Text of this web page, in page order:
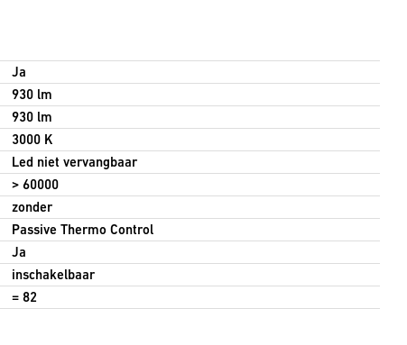
Ja
930 lm
930 lm
3000 K
Led niet vervangbaar
> 60000
zonder
Passive Thermo Control
Ja
inschakelbaar
= 82